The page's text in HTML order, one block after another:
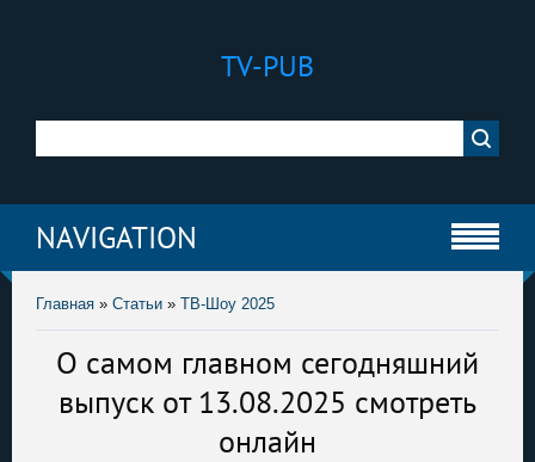
TV-PUB
NAVIGATION
Главная » Статьи » ТВ-Шоу 2025
О самом главном сегодняшний
выпуск от 13.08.2025 смотреть
онлайн